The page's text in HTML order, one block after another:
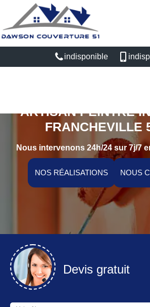
indisponible
ARTISAN PEINTRE
FRANCHEVILLE
Nous intervenons 24h/24 sur 7j/7
NOS RÉALISATIONS NOUS
Devis gratuit